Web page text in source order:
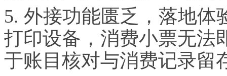
5. 外接功能匮乏，落地体
打印设备，消费小票无法
于账目核对与消费记录留